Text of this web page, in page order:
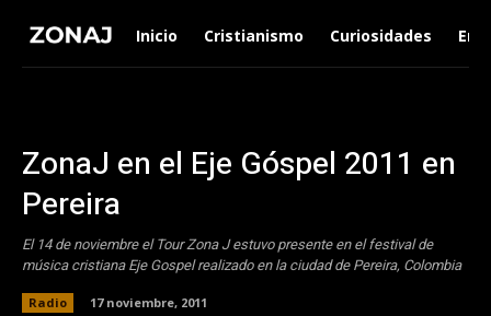
Inicio Cristianismo Curiosidades
ZonaJ en el Eje Góspel 2011 en
Pereira
El 14 de noviembre el Tour Zona J estuvo presente en el festival de
música cristiana Eje Gospel realizado en la ciudad de Pereira, Colombia
Radio
17 noviembre, 2011